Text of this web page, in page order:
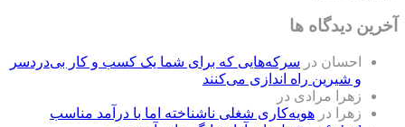
آخرین دیدگاه ها
احسان در سرکه‌هایی که برای شما یک کسب و کار بی‌دردسر
و شیرین راه اندازی می‌کنند
زهرا مرادی در
زهرا
در هویه‌کاری شغلی ناشناخته اما با درآمد مناسب